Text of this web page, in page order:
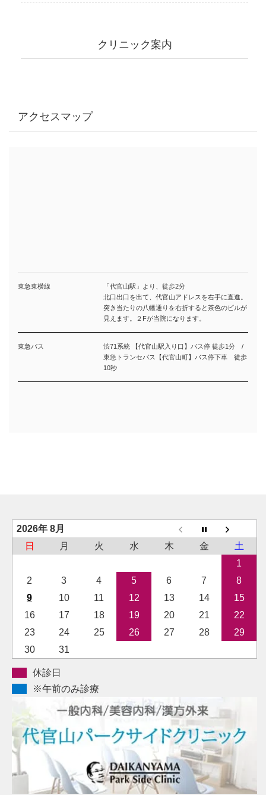
クリニック案内
アクセスマップ
東急東横線
「代官山駅」より、徒歩2分
北口出口を出て、代官山アドレスを右手に直進。
突き当たりの八幡通りを右折すると茶色のビルが
見えます。２Fが当院になります。
東急バス
渋71系統 【代官山駅入り口】バス停 徒歩1分 /
東急トランセバス【代官山町】バス停下車 徒歩
10秒
2026年 8月
日
月 火 水 木 金
土
1
2
3 4 5 6 7
8
9
10 11 12 13 14
15
16
17 18 19 20 21
22
23
24 25 26 27 28
29
30
31
休診日
※午前のみ診療